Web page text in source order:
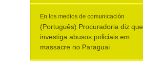
En los medios de comunicación
(Português) Procuradoria diz que
investiga abusos policiais em
massacre no Paraguai